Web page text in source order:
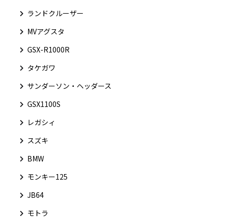
ランドクルーザー
MVアグスタ
GSX-R1000R
タケガワ
サンダーソン・ヘッダース
GSX1100S
レガシィ
スズキ
BMW
モンキー125
JB64
モトラ